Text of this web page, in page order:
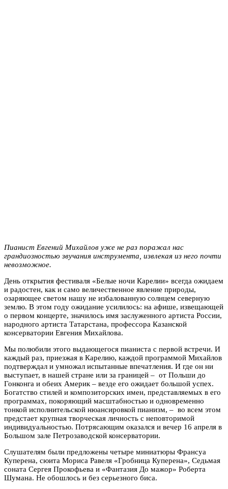
Пианист Евгений Михайлов уже не раз поражал нас
грандиозностью звучания инструмента, извлекая из него почти
невозможное.
День открытия фестиваля «Белые ночи Карелии» всегда ожидаем
и радостен, как и само величественное явление природы,
озаряющее светом нашу не избалованную солнцем северную
землю. В этом году ожидание усилилось: на афише, извещающей
о первом концерте, значилось имя заслуженного артиста России,
народного артиста Татарстана, профессора Казанской
консерватории Евгения Михайлова.
Мы полюбили этого выдающегося пианиста с первой встречи. И
каждый раз, приезжая в Карелию, каждой программой Михайлов
подтверждал и умножал испытанные впечатления. И где он ни
выступает, в нашей стране или за границей – от Польши до
Гонконга и обеих Америк – везде его ожидает большой успех.
Богатство стилей и композиторских имен, представляемых в его
программах, покоряющий масштабностью и одновременно
тонкой исполнительской нюансировкой пианизм, – во всем этом
предстает крупная творческая личность с неповторимой
индивидуальностью. Потрясающим оказался и вечер 16 апреля в
Большом зале Петрозаводской консерватории.
Слушателям были предложены четыре миниатюры Франсуа
Куперена, сюита Мориса Равеля «Гробница Куперена», Седьмая
соната Сергея Прокофьева и «Фантазия До мажор» Роберта
Шумана. Не обошлось и без серьезного биса.